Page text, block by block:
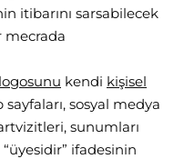
itibarını sarsabilecek
mecrada
kendi kişisel
sosyal medya
sunumları
ifadesinin